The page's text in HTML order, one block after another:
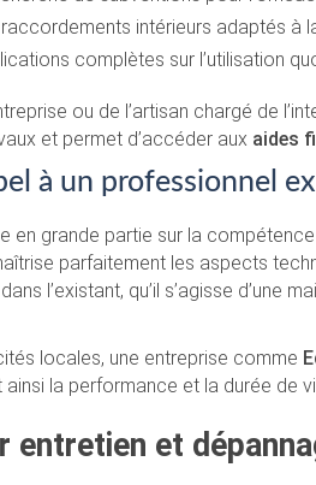
intérieurs adaptés à
complètes sur l’utilisation
ou de l’artisan chargé de
et permet d’accéder aux aides
à un professionnel
grande partie sur la compétence
parfaitement les aspects
l’existant, qu’il s’agisse d’une
locales, une entreprise comme
ainsi la performance et la durée de
et